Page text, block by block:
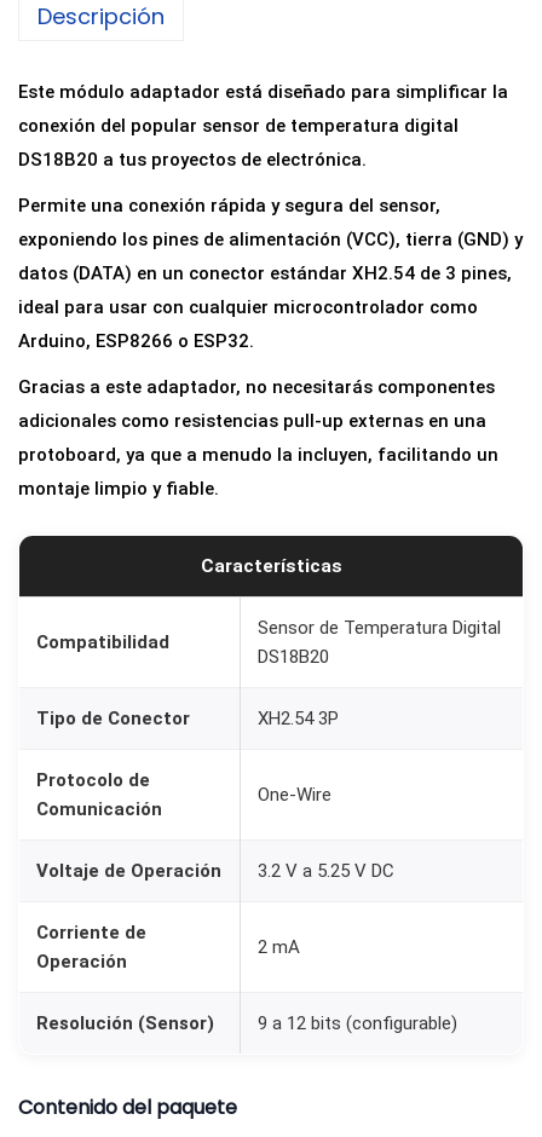
Descripción
Este módulo adaptador está diseñado para simplificar la
conexión del popular sensor de temperatura digital
DS18B20 a tus proyectos de electrónica.
Permite una conexión rápida y segura del sensor,
exponiendo los pines de alimentación (VCC), tierra (GND) y
datos (DATA) en un conector estándar XH2.54 de 3 pines,
ideal para usar con cualquier microcontrolador como
Arduino, ESP8266 o ESP32.
Gracias a este adaptador, no necesitarás componentes
adicionales como resistencias pull-up externas en una
protoboard, ya que a menudo la incluyen, facilitando un
montaje limpio y fiable.
Características
Compatibilidad
Sensor de Temperatura Digital
DS18B20
Tipo de Conector XH2.54 3P
Protocolo de
Comunicación
One-Wire
Voltaje de Operación 3.2 V a 5.25 V DC
Corriente de
Operación
2 mA
Resolución (Sensor) 9 a 12 bits (configurable)
Contenido del paquete